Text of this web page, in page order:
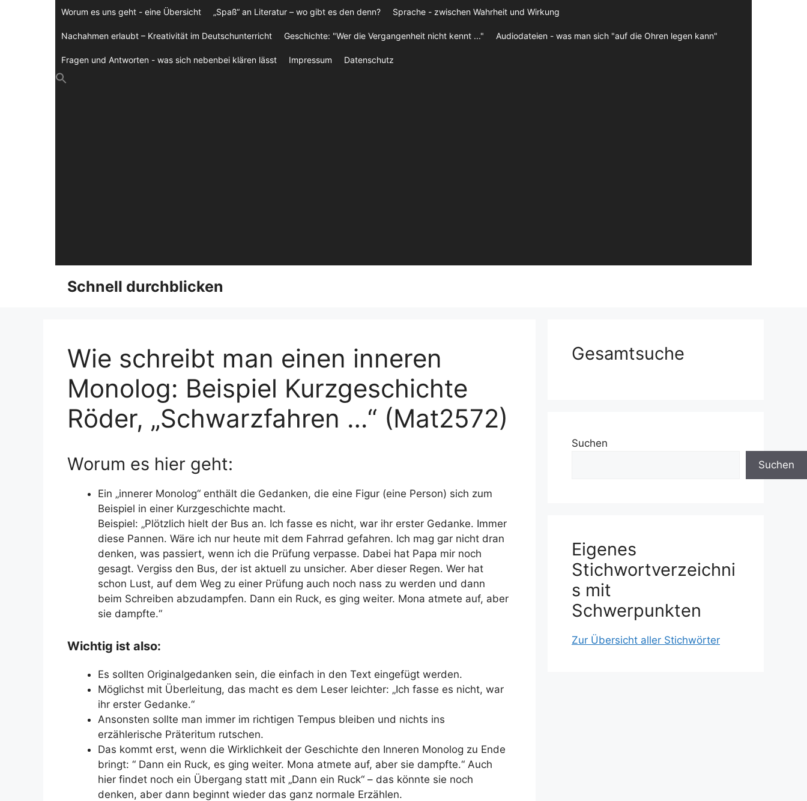
Worum es uns geht - eine Übersicht „Spaß“ an Literatur – wo gibt es den denn? Sprache - zwischen Wahrheit und Wirkung
Nachahmen erlaubt – Kreativität im Deutschunterricht Geschichte: "Wer die Vergangenheit nicht kennt ..." Audiodateien - was man sich "auf die Ohren legen kann"
Fragen und Antworten - was sich nebenbei klären lässt Impressum Datenschutz
Schnell durchblicken
Wie schreibt man einen inneren
Monolog: Beispiel Kurzgeschichte
Röder, „Schwarzfahren …“ (Mat2572)
Worum es hier geht:
Ein „innerer Monolog“ enthält die Gedanken, die eine Figur (eine Person) sich zum
Beispiel in einer Kurzgeschichte macht.
Beispiel: „Plötzlich hielt der Bus an. Ich fasse es nicht, war ihr erster Gedanke. Immer
diese Pannen. Wäre ich nur heute mit dem Fahrrad gefahren. Ich mag gar nicht dran
denken, was passiert, wenn ich die Prüfung verpasse. Dabei hat Papa mir noch
gesagt. Vergiss den Bus, der ist aktuell zu unsicher. Aber dieser Regen. Wer hat
schon Lust, auf dem Weg zu einer Prüfung auch noch nass zu werden und dann
beim Schreiben abzudampfen. Dann ein Ruck, es ging weiter. Mona atmete auf, aber
sie dampfte.“
Wichtig ist also:
Es sollten Originalgedanken sein, die einfach in den Text eingefügt werden.
Möglichst mit Überleitung, das macht es dem Leser leichter: „Ich fasse es nicht, war
ihr erster Gedanke.“
Ansonsten sollte man immer im richtigen Tempus bleiben und nichts ins
erzählerische Präteritum rutschen.
Das kommt erst, wenn die Wirklichkeit der Geschichte den Inneren Monolog zu Ende
bringt: “ Dann ein Ruck, es ging weiter. Mona atmete auf, aber sie dampfte.“ Auch
hier findet noch ein Übergang statt mit „Dann ein Ruck“ – das könnte sie noch
denken, aber dann beginnt wieder das ganz normale Erzählen.
Gesamtsuche
Suchen
Suchen
Eigenes
Stichwortverzeichni
s mit
Schwerpunkten
Zur Übersicht aller Stichwörter